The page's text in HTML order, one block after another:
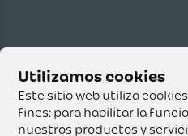
Este sitio web utiliza
fines: para habilitar la
nuestros productos y